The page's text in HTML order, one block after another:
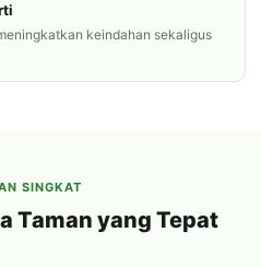
keindahan sekaligus
SINGKAT
Taman yang Tepat